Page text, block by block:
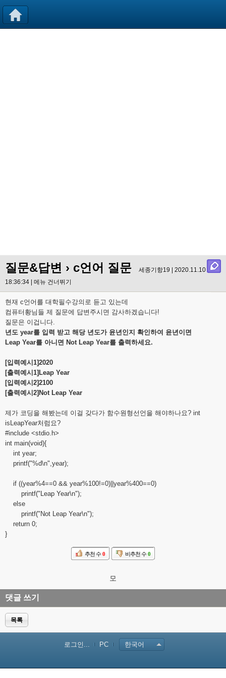
질문&답변 › c언어 질문
세종기항19 | 2020.11.10
18:36:34 | 메뉴 건너뛰기
현재 c언어를 대학필수강의로 듣고 있는데
컴퓨터황님들 제 질문에 답변주시면 감사하겠습니다!
질문은 이겁니다.
년도 year를 입력 받고 해당 년도가 윤년인지 확인하여 윤년이면
Leap Year를 아니면 Not Leap Year를 출력하세요.
[입력예시1]2020
[출력예시1]Leap Year
[입력예시2]2100
[출력예시2]Not Leap Year
제가 코딩을 해봤는데 이걸 갖다가 함수원형선언을 해야하나요? int
isLeapYear처럼요?
#include <stdio.h>
int main(void){
int year;
printf("%d\n",year);
if ((year%4==0 && year%100!=0)||year%400==0)
printf("Leap Year\n");
else
printf("Not Leap Year\n");
return 0;
}
추천 수 0 비추천 수 0
모
댓글 쓰기
목록
로그인... PC 한국어